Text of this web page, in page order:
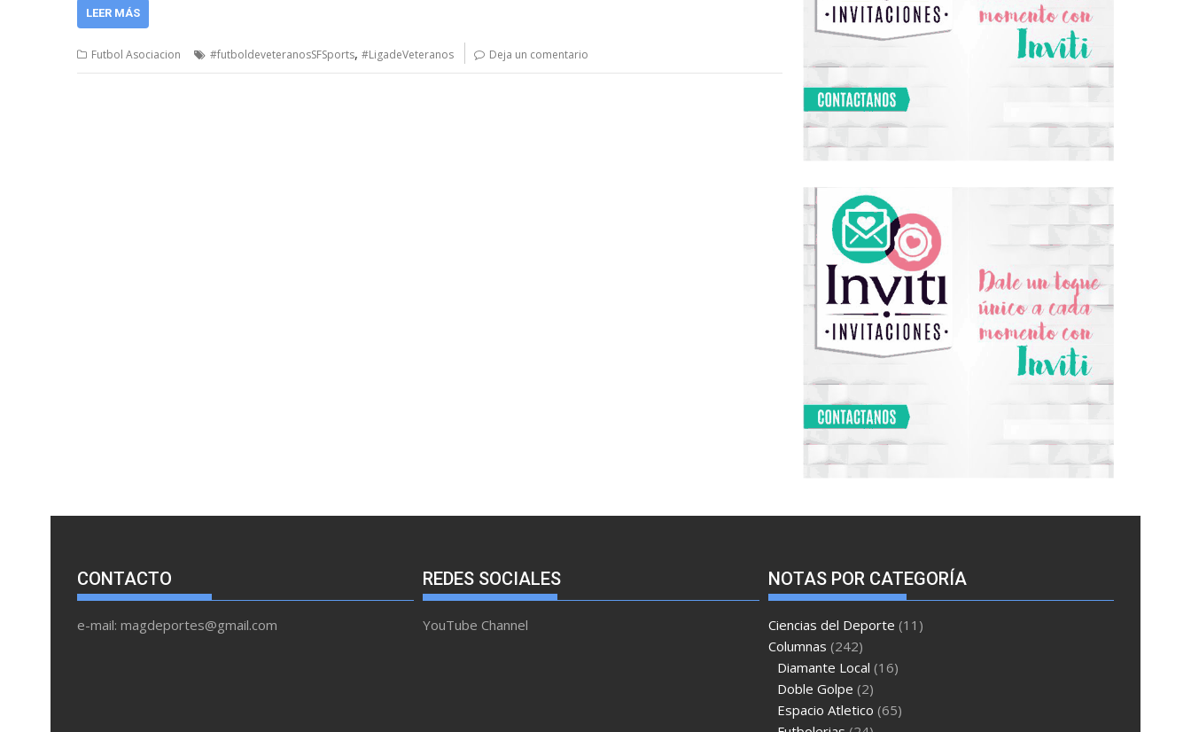
LEER MÁS
Futbol Asociacion #futboldeveteranosSFSports, #LigadeVeteranos Deja un comentario
CONTACTO
e-mail: magdeportes@gmail.com
REDES SOCIALES
YouTube Channel
NOTAS POR CATEGORÍA
Ciencias del Deporte (11)
Columnas (242)
Diamante Local (16)
Doble Golpe (2)
Espacio Atletico (65)